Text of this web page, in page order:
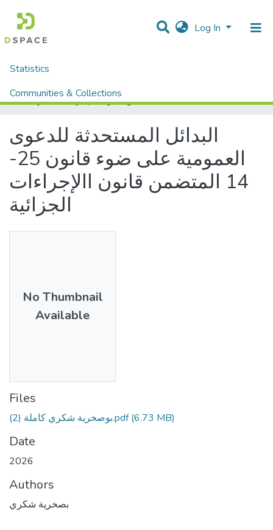
Log In
Statistics
Communities & Collections
Home
البدائل المستحدثة للدعوى العمومية على ضوء قانون 25-14 المتضمن قانون االإجراءات الجزائية
البدائل المستحدثة للدعوى
العمومية على ضوء قانون 25-
14 المتضمن قانون االإجراءات
الجزائية
No Thumbnail
Available
Files
بوصخرية شكري كاملة (2).pdf (6.73 MB)
Date
2026
Authors
بصخرية شكري